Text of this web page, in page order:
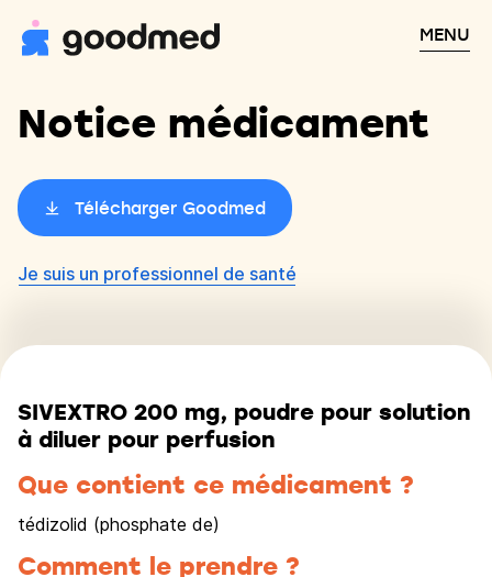
MENU
Notice médicament
Télécharger Goodmed
Je suis un professionnel de santé
SIVEXTRO 200 mg, poudre pour solution
à diluer pour perfusion
Que contient ce médicament ?
tédizolid (phosphate de)
Comment le prendre ?